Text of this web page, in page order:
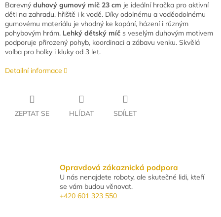
Barevný duhový gumový míč 23 cm je ideální hračka pro aktivní
děti na zahradu, hřiště i k vodě. Díky odolnému a voděodolnému
gumovému materiálu je vhodný ke kopání, házení i různým
pohybovým hrám. Lehký dětský míč s veselým duhovým motivem
podporuje přirozený pohyb, koordinaci a zábavu venku. Skvělá
volba pro holky i kluky od 3 let.
Detailní informace
ZEPTAT SE HLÍDAT SDÍLET
Opravdová zákaznická podpora
U nás nenajdete roboty, ale skutečné lidi, kteří
se vám budou věnovat.
+420 601 323 550